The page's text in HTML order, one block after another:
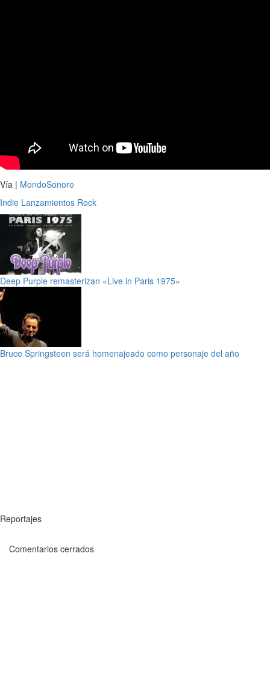
Vía | MondoSonoro
Indie Lanzamientos Rock
Deep Purple remasterizan «Live in Paris 1975»
Bruce Springsteen será homenajeado como personaje del año
Reportajes
Comentarios cerrados